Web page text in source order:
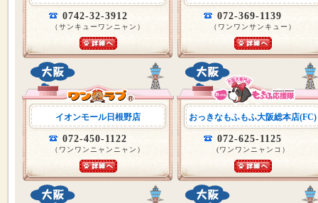
0742-32-3912
（サンキューワンニャン）
072-369-1139
（ワンワンサンキュー）
イオンモール日根野店
072-450-1122
（ワンワンニャンニャン）
おっきなもふもふ大阪総本店(FC)
072-625-1125
(ワンワンニャンコ）